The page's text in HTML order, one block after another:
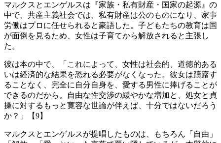
マルクスとエンゲルスは『家族・私有財産・国家の起源』の
中で、共産主義社会では、私有財産は公のものになり、家事
労働はプロに任せられると豪語した。子どもたちの教育は国
が面倒を見るため、女性は子育てから解放されると主張し
た。
彼は本の中で、「これによって、女性は社会的、道徳的ある
いは経済的な結果を恐れる必要がなくなった。彼女は躊躇す
ることなく、完全に自分自身を、愛する男性に捧げることが
できるのだから。自由な性交渉の緩やかな増加と、処女と貞
操に対するもっと寛容な世論が伴えば、十分ではないだろう
か？」【9】
マルクスとエンゲルスが提唱したものは、もちろん「自由」